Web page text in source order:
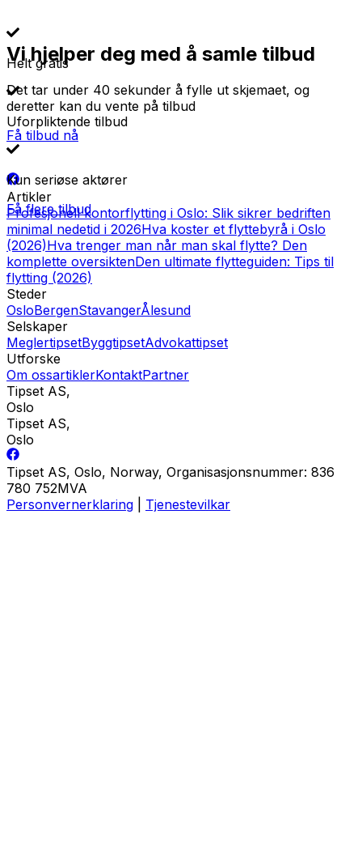
Helt gratis
Uforpliktende tilbud
Kun seriøse aktører
Få flere tilbud
Vi hjelper deg med å samle tilbud
Det tar under 40 sekunder å fylle ut skjemaet, og
deretter kan du vente på tilbud
Få tilbud nå
Artikler
Profesjonell kontorflytting i Oslo: Slik sikrer bedriften
minimal nedetid i 2026Hva koster et flyttebyrå i Oslo
(2026)Hva trenger man når man skal flytte? Den
komplette oversiktenDen ultimate flytteguiden: Tips til
flytting (2026)
Steder
OsloBergenStavangerÅlesund
Selskaper
MeglertipsetByggtipsetAdvokattipset
Utforske
Om ossartiklerKontaktPartner
Tipset AS,
Oslo
Tipset AS,
Oslo
Tipset AS, Oslo, Norway, Organisasjonsnummer: 836
780 752MVA
Personvernerklaring
Tjenestevilkar